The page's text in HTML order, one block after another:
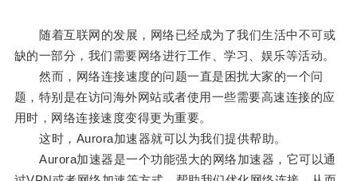
随着互联网的发展，网络已经成为了我们生活中不可或
缺的一部分，我们需要网络进行工作、学习、娱乐等活动。
然而，网络连接速度的问题一直是困扰大家的一个问
题，特别是在访问海外网站或者使用一些需要高速连接的应
用时，网络连接速度变得更为重要。
这时，Aurora加速器就可以为我们提供帮助。
Aurora加速器是一个功能强大的网络加速器，它可以通